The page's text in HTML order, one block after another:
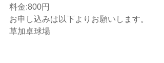
料金:800円
お申し込みは以下よりお願いします。
草加卓球場